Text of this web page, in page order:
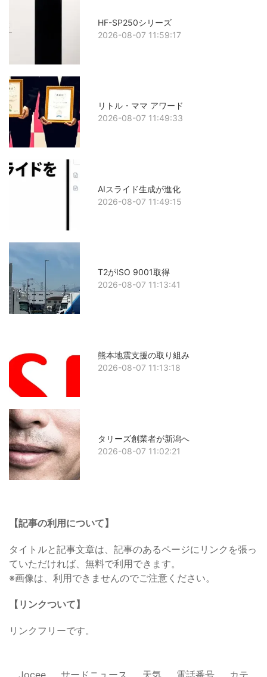
HF-SP250シリーズ
2026-08-07 11:59:17
リトル・ママ アワード
2026-08-07 11:49:33
AIスライド生成が進化
2026-08-07 11:49:15
T2がISO 9001取得
2026-08-07 11:13:41
熊本地震支援の取り組み
2026-08-07 11:13:18
タリーズ創業者が新潟へ
2026-08-07 11:02:21
【記事の利用について】
タイトルと記事文章は、記事のあるページにリンクを張っ
ていただければ、無料で利用できます。
※画像は、利用できませんのでご注意ください。
【リンクついて】
リンクフリーです。